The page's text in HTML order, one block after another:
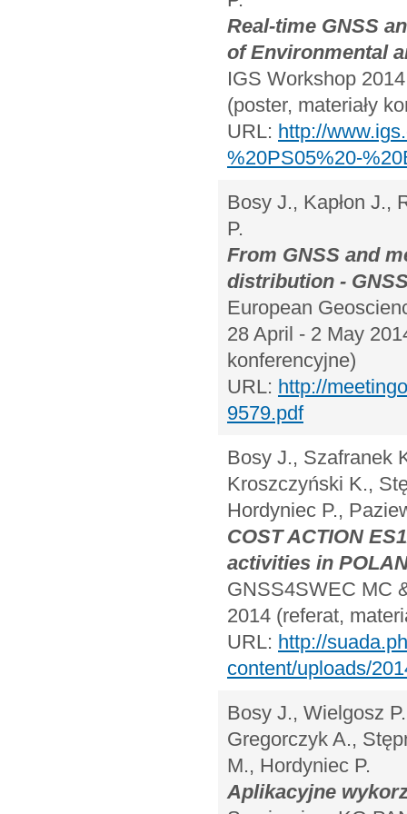
Real-time GNSS
of Environmental
IGS Workshop
(poster, materiały
URL: http://
%20PS05%20-
Bosy J., Kapłon J.,
P.
From GNSS and
distribution -
European
28 April - 2 May
konferencyjne)
URL: http://
9579.pdf
Bosy J., Szafranek
Kroszczyński K.,
Hordyniec P.,
COST ACTION
activities in
GNSS4SWEC MC
2014 (referat,
URL: http://
content/uploads/
Bosy J., Wielgosz
Gregorczyk A.,
M., Hordyniec P.
Aplikacyjne